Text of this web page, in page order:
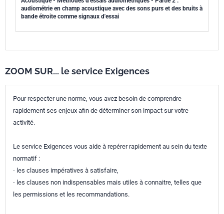
audiométrie en champ acoustique avec des sons purs et des bruits à
bande étroite comme signaux d'essai
ZOOM SUR... le service Exigences
Pour respecter une norme, vous avez besoin de comprendre
rapidement ses enjeux afin de déterminer son impact sur votre
activité.
Le service Exigences vous aide à repérer rapidement au sein du texte
normatif :
- les clauses impératives à satisfaire,
- les clauses non indispensables mais utiles à connaitre, telles que
les permissions et les recommandations.